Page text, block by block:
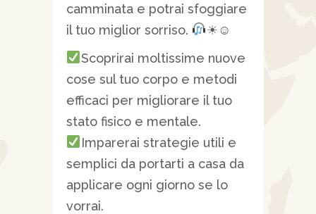
camminata e potrai sfoggiare
il tuo miglior sorriso.
☀☺
Scoprirai moltissime nuove
cose sul tuo corpo e metodi
efficaci per migliorare il tuo
stato fisico e mentale.
Imparerai strategie utili e
semplici da portarti a casa da
applicare ogni giorno se lo
vorrai.